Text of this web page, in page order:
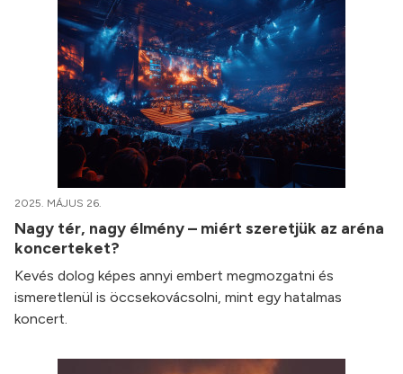
2025. MÁJUS 26.
Nagy tér, nagy élmény – miért szeretjük az aréna
koncerteket?
Kevés dolog képes annyi embert megmozgatni és
ismeretlenül is öccsekovácsolni, mint egy hatalmas
koncert.